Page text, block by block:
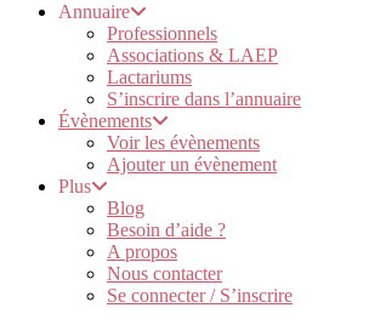
Annuaire
Professionnels
Associations & LAEP
Lactariums
S’inscrire dans l’annuaire
Évènements
Voir les évènements
Ajouter un évènement
Plus
Blog
Besoin d’aide ?
A propos
Nous contacter
Se connecter / S’inscrire